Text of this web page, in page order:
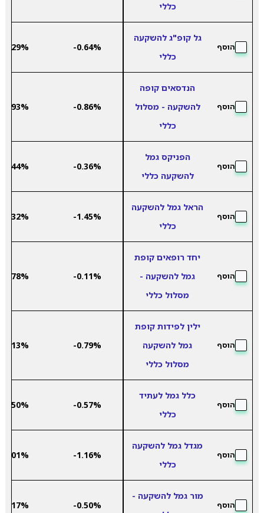
כללי
הוסף
גל קופ"ג להשקעה
כללי
-0.64%
5.29%
הוסף
הנדסאים קופה
להשקעה - מסלול
כללי
-0.86%
5.93%
הוסף
הפניקס גמל
להשקעה כללי
-0.36%
5.44%
הוסף
הראל גמל להשקעה
כללי
-1.45%
4.32%
הוסף
יחד רופאים קופת
גמל להשקעה -
מסלול כללי
-0.11%
3.78%
הוסף
ילין לפידות קופת
גמל להשקעה
מסלול כללי
-0.79%
4.13%
הוסף
כלל גמל לעתיד
כללי
-0.57%
7.50%
הוסף
מגדל גמל להשקעה
כללי
-1.16%
6.01%
הוסף
מור גמל להשקעה -
-0.50%
6.17%